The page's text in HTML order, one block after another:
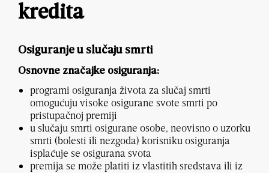
kredita
Osiguranje u slučaju smrti
Osnovne značajke osiguranja:
programi osiguranja života za slučaj smrti
omogućuju visoke osigurane svote smrti po
pristupačnoj premiji
u slučaju smrti osigurane osobe, neovisno o uzorku
smrti (bolesti ili nezgoda) korisniku osiguranja
isplaćuje se osigurana svota
premija se može platiti iz vlastitih sredstava ili iz